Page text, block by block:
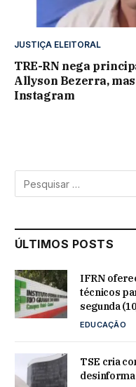
JUSTIÇA ELEITORAL
TRE-RN nega
Allyson Bezerra,
Instagram
ÚLTIMOS POSTS
IFRN
técnicos
segunda
EDUCAÇÃO
TSE cria